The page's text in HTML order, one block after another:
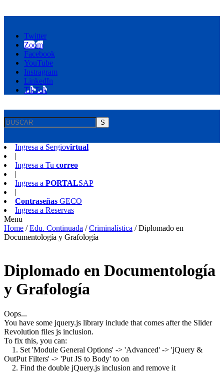
Twitter
Zoom
Facebook
YouTube
Instragram
LinkedIn
TikTok
S
Ingresa a Sergiovirtual
|
Ingresa a Tu correo
|
Ingresa a PORTALSAP
|
Contraseñas GECO
Ingresa a Reservas
Menu
Home /Edu. Continuada /Criminalística /Diplomado en
Documentología y Grafología
Diplomado en Documentología
y Grafología
Oops...
You have some jquery.js library include that comes after the Slider
Revolution files js inclusion.
To fix this, you can:
1. Set 'Module General Options' -> 'Advanced' -> 'jQuery &
OutPut Filters' -> 'Put JS to Body' to on
2. Find the double jQuery.js inclusion and remove it